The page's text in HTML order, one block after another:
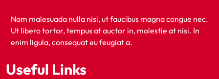
Nam malesuada nulla nisi, ut faucibus magna congue nec.
Ut libero tortor, tempus at auctor in, molestie at nisi. In
enim ligula, consequat eu feugiat a.
Useful Links